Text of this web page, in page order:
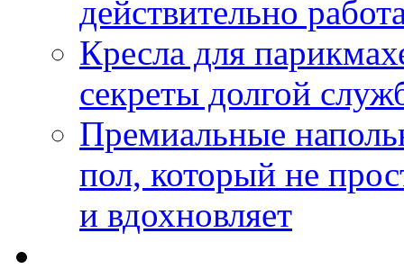
действительно
Кресла для
секреты долгой
Премиальные
пол, который не
и вдохновляет